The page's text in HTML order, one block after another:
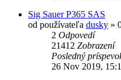
Sig Sauer P365 SAS
od používateľa dusky »
2 Odpovedí
21412 Zobrazení
Posledný
26 Nov 2019,